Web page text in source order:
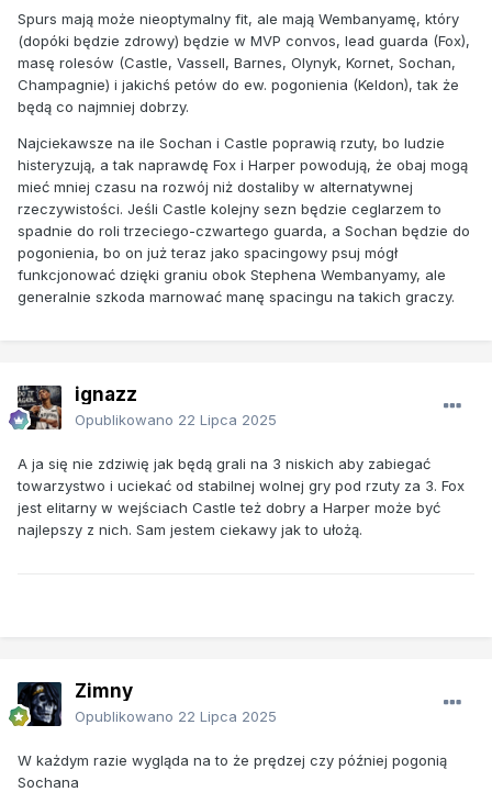
Spurs mają może nieoptymalny fit, ale mają Wembanyamę, który
(dopóki będzie zdrowy) będzie w MVP convos, lead guarda (Fox),
masę rolesów (Castle, Vassell, Barnes, Olynyk, Kornet, Sochan,
Champagnie) i jakichś petów do ew. pogonienia (Keldon), tak że
będą co najmniej dobrzy.
Najciekawsze na ile Sochan i Castle poprawią rzuty, bo ludzie
histeryzują, a tak naprawdę Fox i Harper powodują, że obaj mogą
mieć mniej czasu na rozwój niż dostaliby w alternatywnej
rzeczywistości. Jeśli Castle kolejny sezn będzie ceglarzem to
spadnie do roli trzeciego-czwartego guarda, a Sochan będzie do
pogonienia, bo on już teraz jako spacingowy psuj mógł
funkcjonować dzięki graniu obok Stephena Wembanyamy, ale
generalnie szkoda marnować manę spacingu na takich graczy.
ignazz
Opublikowano 22 Lipca 2025
A ja się nie zdziwię jak będą grali na 3 niskich aby zabiegać
towarzystwo i uciekać od stabilnej wolnej gry pod rzuty za 3. Fox
jest elitarny w wejściach Castle też dobry a Harper może być
najlepszy z nich. Sam jestem ciekawy jak to ułożą.
Zimny
Opublikowano 22 Lipca 2025
W każdym razie wygląda na to że prędzej czy później pogonią
Sochana